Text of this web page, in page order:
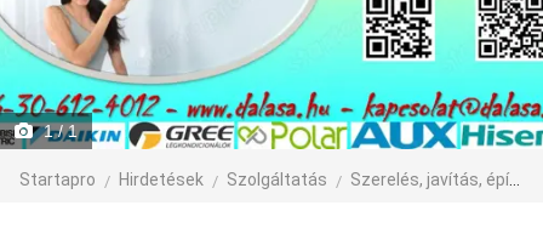
1/ 1
Startapro Hirdetések Szolgáltatás Szerelés, javítás, építkezés